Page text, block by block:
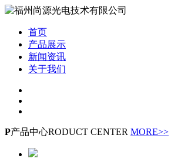
首页
产品展示
新闻资讯
关于我们
P产品中心RODUCT CENTER MORE>>